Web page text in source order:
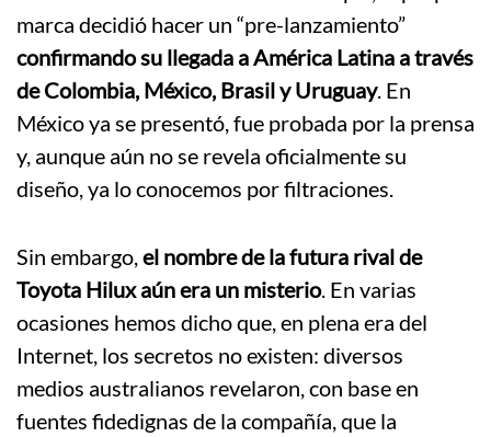
marca decidió hacer un “pre-lanzamiento”
confirmando su llegada a América Latina a través
de Colombia, México, Brasil y Uruguay. En
México ya se presentó, fue probada por la prensa
y, aunque aún no se revela oficialmente su
diseño, ya lo conocemos por filtraciones.
Sin embargo,el nombre de la futura rival de
Toyota Hilux aún era un misterio. En varias
ocasiones hemos dicho que, en plena era del
Internet, los secretos no existen: diversos
medios australianos revelaron, con base en
fuentes fidedignas de la compañía, que la